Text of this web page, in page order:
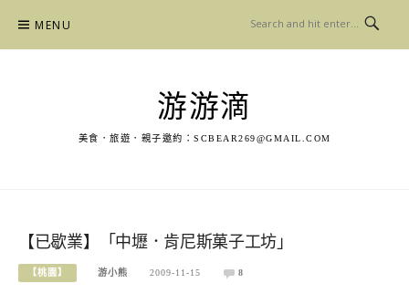
content
MENU
游游滴
美食．旅遊．親子邀約： SCBEAR269@GMAIL.COM
【已歇業】「中壢．肯尼斯菓子工坊」
【桃園】 游小熊 2009-11-15 8